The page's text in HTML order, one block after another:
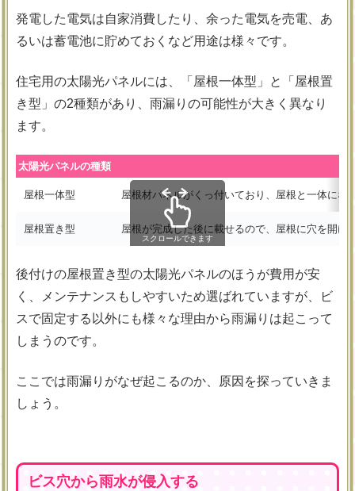
発電した電気は自家消費したり、余った電気を売電、あ
るいは蓄電池に貯めておくなど用途は様々です。
住宅用の太陽光パネルには、「屋根一体型」と「屋根置
き型」の2種類があり、雨漏りの可能性が大きく異なり
ます。
太陽光パネルの種類
屋根一体型 屋根材パネルがくっ付いており、屋根と一体に
屋根置き型 屋根が完成した後に載せるので、屋根に穴を開
スクロールできます
後付けの屋根置き型の太陽光パネルのほうが費用が安
く、メンテナンスもしやすいため選ばれていますが、ビ
スで固定する以外にも様々な理由から雨漏りは起こって
しまうのです。
ここでは雨漏りがなぜ起こるのか、原因を探っていきま
しょう。
ビス穴から雨水が侵入する